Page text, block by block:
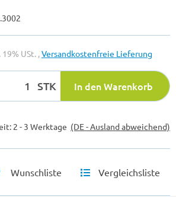
19% USt. ,Versandkostenfreie Lieferung
STK In den Warenkorb
2 - 3 Werktage (DE - Ausland abweichend)
Wunschliste Vergleichsliste